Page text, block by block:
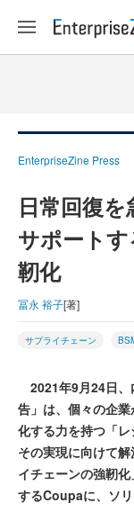
EnterpriseZine Press
日常回復
サポート
靭化
冨永 裕子[著]
サプライチェーン
2021年9月24日、
告」は、個々の企
化する力を持つ「レ
その実現に向けて
イチェーンの強靭
するCoupaに、ソリ